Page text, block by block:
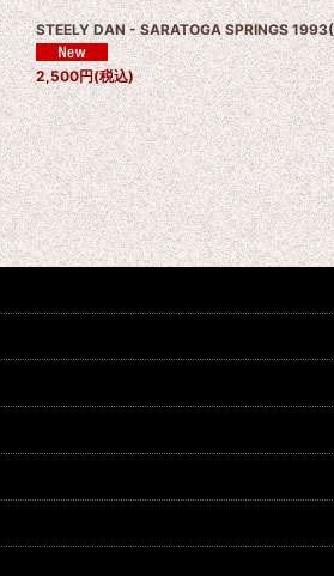
STEELY DAN - SARATOGA SPRINGS
2,500円(税込)